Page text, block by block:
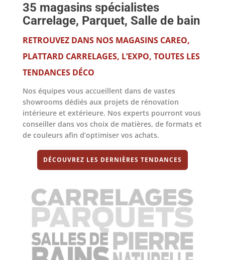
35 magasins spécialistes
Carrelage, Parquet, Salle de bain
RETROUVEZ DANS NOS MAGASINS CAREO,
PLATTARD CARRELAGES, L’EXPO, TOUTES LES
TENDANCES DÉCO
Nos équipes vous accueillent dans de vastes
showrooms dédiés aux projets de rénovation
intérieure et extérieure. Nos experts pourront vous
conseiller dans vos choix de matières, de formats et
de couleurs afin d’optimiser vos achats.
DÉCOUVREZ LES DERNIÈRES TENDANCES